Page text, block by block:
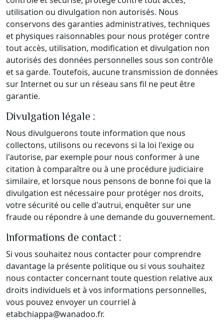
utilisation ou divulgation non autorisés. Nous
conservons des garanties administratives, techniques
et physiques raisonnables pour nous protéger contre
tout accès, utilisation, modification et divulgation non
autorisés des données personnelles sous son contrôle
et sa garde. Toutefois, aucune transmission de données
sur Internet ou sur un réseau sans fil ne peut être
garantie.
Divulgation légale :
Nous divulguerons toute information que nous
collectons, utilisons ou recevons si la loi l'exige ou
l'autorise, par exemple pour nous conformer à une
citation à comparaître ou à une procédure judiciaire
similaire, et lorsque nous pensons de bonne foi que la
divulgation est nécessaire pour protéger nos droits,
votre sécurité ou celle d'autrui, enquêter sur une
fraude ou répondre à une demande du gouvernement.
Informations de contact :
Si vous souhaitez nous contacter pour comprendre
davantage la présente politique ou si vous souhaitez
nous contacter concernant toute question relative aux
droits individuels et à vos informations personnelles,
vous pouvez envoyer un courriel à
etabchiappa@wanadoo.fr.